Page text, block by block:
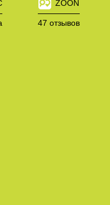
ZOON
47 отзывов